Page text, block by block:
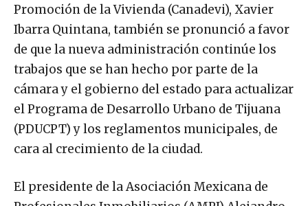
Promoción de la Vivienda (Canadevi), Xavier
Ibarra Quintana, también se pronunció a favor
de que la nueva administración continúe los
trabajos que se han hecho por parte de la
cámara y el gobierno del estado para actualizar
el Programa de Desarrollo Urbano de Tijuana
(PDUCPT) y los reglamentos municipales, de
cara al crecimiento de la ciudad.
El presidente de la Asociación Mexicana de